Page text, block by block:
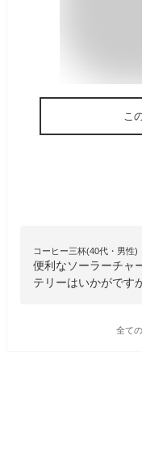
こ
コーヒー三杯(40代・男性)
便利なソーラーチャ
テリーはいかがです
全て